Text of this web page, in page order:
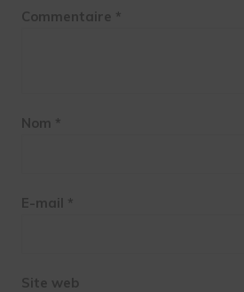
Commentaire *
Nom *
E-mail *
Site web